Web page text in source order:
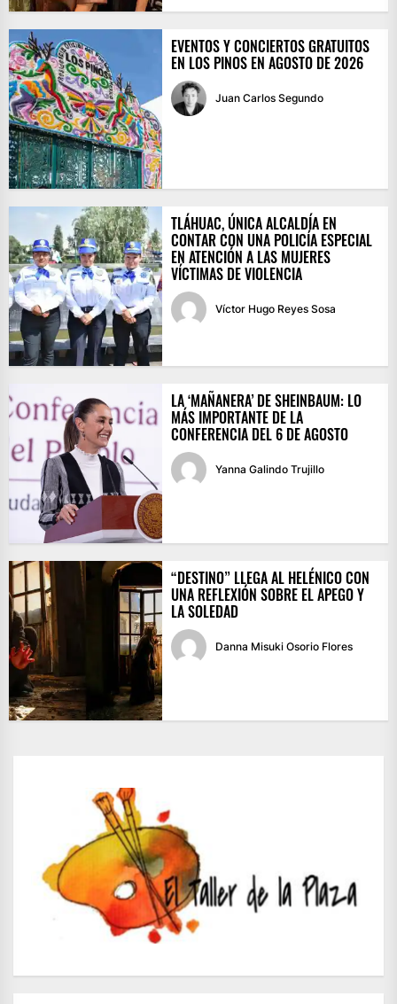
EVENTOS Y CONCIERTOS GRATUITOS
EN LOS PINOS EN AGOSTO DE 2026
Juan Carlos Segundo
TLÁHUAC, ÚNICA ALCALDÍA EN
CONTAR CON UNA POLICÍA ESPECIAL
EN ATENCIÓN A LAS MUJERES
VÍCTIMAS DE VIOLENCIA
Víctor Hugo Reyes Sosa
LA ‘MAÑANERA’ DE SHEINBAUM: LO
MÁS IMPORTANTE DE LA
CONFERENCIA DEL 6 DE AGOSTO
Yanna Galindo Trujillo
“DESTINO” LLEGA AL HELÉNICO CON
UNA REFLEXIÓN SOBRE EL APEGO Y
LA SOLEDAD
Danna Misuki Osorio Flores